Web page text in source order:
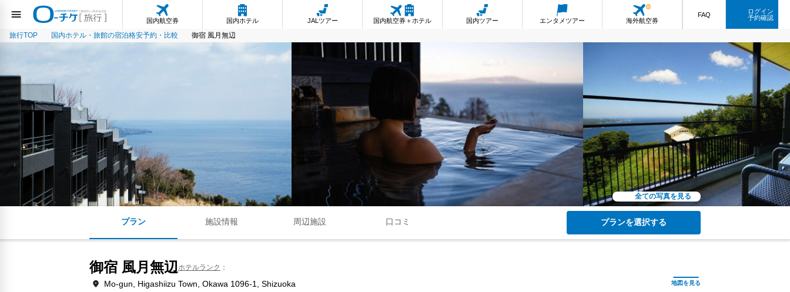
国内航空券 国内ホテル JALツアー 国内航空券＋ホテル 国内ツアー エンタメツアー 海外航空券
FAQ
ログイン
予約確認
旅行TOP 国内ホテル・旅館の宿泊格安予約・比較 御宿 風月無辺
全ての写真を見る
プラン 施設情報 周辺施設 口コミ プランを選択する
御宿 風月無辺 ホテルランク
Mo-gun, Higashiizu Town, Okawa 1096-1, Shizuoka